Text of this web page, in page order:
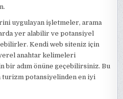
uygulayan işletmeler, arama
yer alabilir ve potansiyel
Kendi web siteniz için
anahtar kelimeleri
adım önüne geçebilirsiniz. Bu
potansiyelinden en iyi